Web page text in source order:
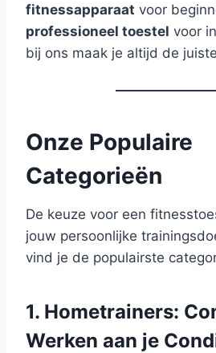
fitnessapparaat voor
professioneel toestel voor
bij ons maak je altijd de
Onze Populaire
Categorieën
De keuze voor een
jouw persoonlijke
vind je de populairste
1. Hometrainers:
Werken aan je